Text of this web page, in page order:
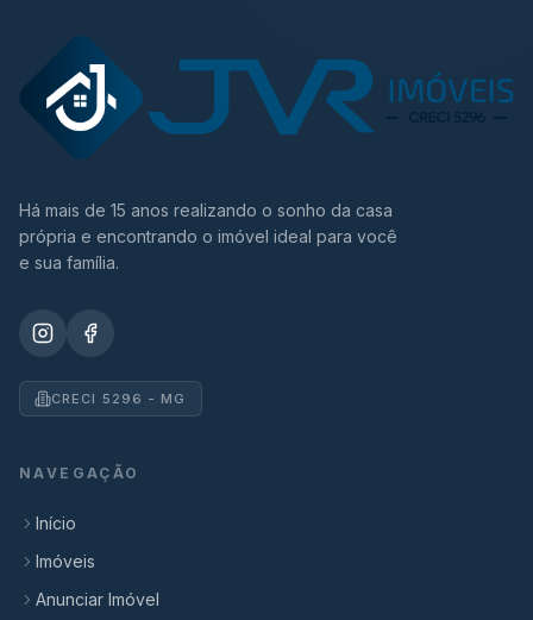
Há mais de 15 anos realizando o sonho da casa
própria e encontrando o imóvel ideal para você
e sua família.
CRECI 5296 - MG
NAVEGAÇÃO
Início
Imóveis
Anunciar Imóvel